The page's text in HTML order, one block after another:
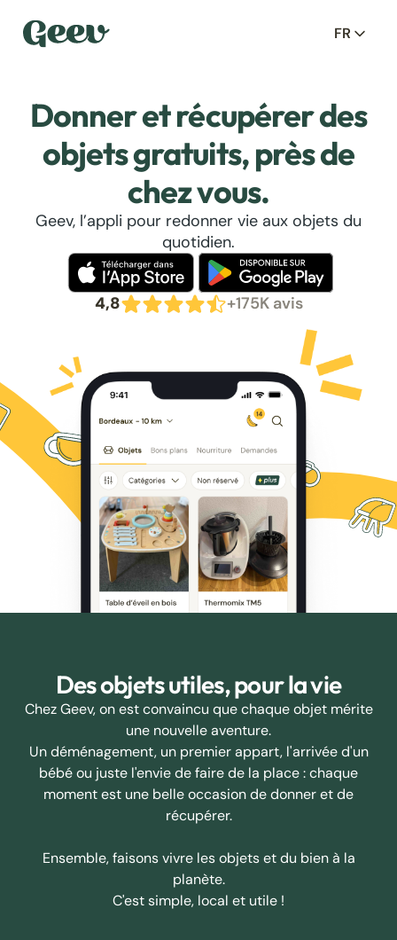
FR
Donner et récupérer des
objets gratuits, près de
chez vous.
Geev, l’appli pour redonner vie aux objets du
quotidien.
4,8 +175K avis
Des objets utiles, pour la vie
Chez Geev, on est convaincu que chaque objet mérite
une nouvelle aventure.
Un déménagement, un premier appart, l'arrivée d'un
bébé ou juste l'envie de faire de la place : chaque
moment est une belle occasion de donner et de
récupérer.
Ensemble, faisons vivre les objets et du bien à la
planète.
C'est simple, local et utile !